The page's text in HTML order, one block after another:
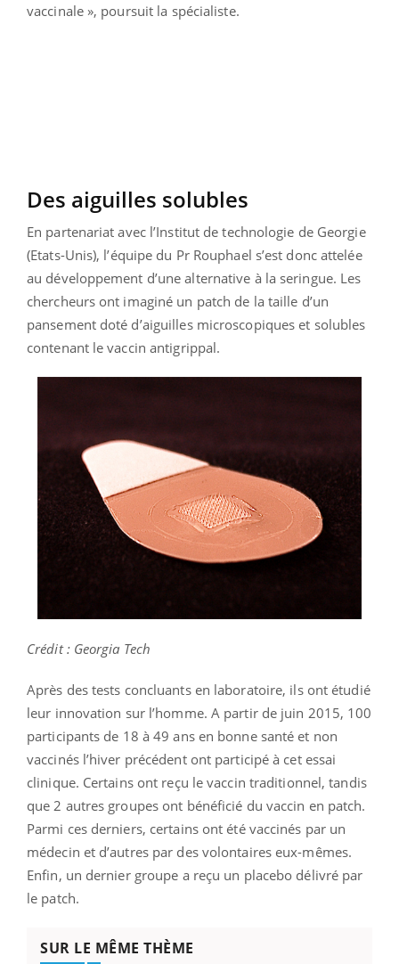
vaccinale », poursuit la spécialiste.
Des aiguilles solubles
En partenariat avec l’Institut de technologie de Georgie
(Etats-Unis), l’équipe du Pr Rouphael s’est donc attelée
au développement d’une alternative à la seringue. Les
chercheurs ont imaginé un patch de la taille d’un
pansement doté d’aiguilles microscopiques et solubles
contenant le vaccin antigrippal.
Crédit : Georgia Tech
Après des tests concluants en laboratoire, ils ont étudié
leur innovation sur l’homme. A partir de juin 2015, 100
participants de 18 à 49 ans en bonne santé et non
vaccinés l’hiver précédent ont participé à cet essai
clinique. Certains ont reçu le vaccin traditionnel, tandis
que 2 autres groupes ont bénéficié du vaccin en patch.
Parmi ces derniers, certains ont été vaccinés par un
médecin et d’autres par des volontaires eux-mêmes.
Enfin, un dernier groupe a reçu un placebo délivré par
le patch.
SUR LE MÊME THÈME